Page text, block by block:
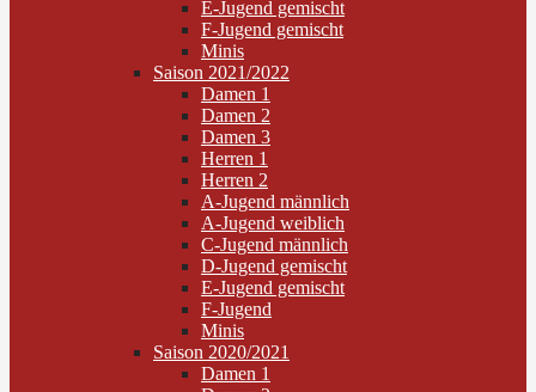
E-Jugend gemischt
F-Jugend gemischt
Minis
Saison 2021/2022
Damen 1
Damen 2
Damen 3
Herren 1
Herren 2
A-Jugend männlich
A-Jugend weiblich
C-Jugend männlich
D-Jugend gemischt
E-Jugend gemischt
F-Jugend
Minis
Saison 2020/2021
Damen 1